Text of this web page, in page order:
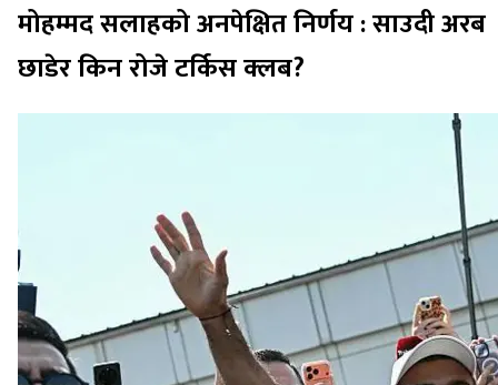
मोहम्मद सलाहको अनपेक्षित निर्णय : साउदी अरब
छाडेर किन रोजे टर्किस क्लब?